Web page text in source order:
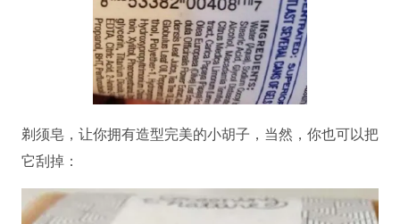
剃须皂，让你拥有造型完美的小胡子，当然，你也可以把
它刮掉：